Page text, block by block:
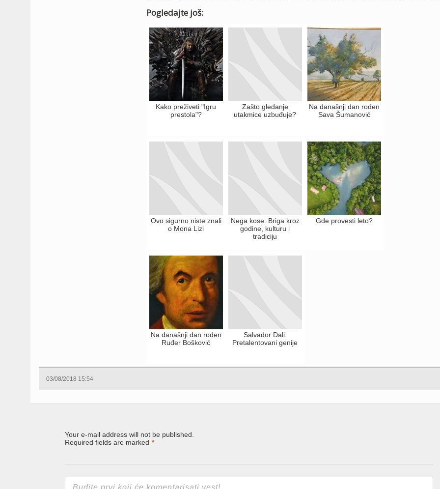
Pogledajte još:
Kako preživeti "Igru
prestola"?
Zašto gledanje
utakmice uzbuđuje?
Na današnji dan rođen
Sava Šumanović
Ovo sigurno niste znali
o Mona Lizi
Nega kose: Briga kroz
godine, kulturu i
tradiciju
Gde provesti leto?
Na današnji dan rođen
Ruđer Bošković
Salvador Dali:
Pretalentovani genije
03/08/2018 15:54
Your e-mail address will not be published.
Required fields are marked *